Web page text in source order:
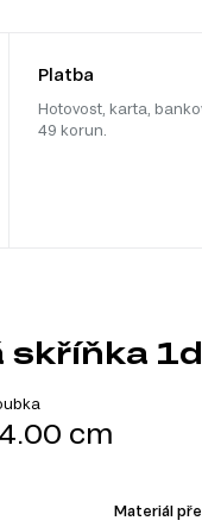
Platba
Hotovost, karta,
49 korun.
skříňka
cm
Materiál